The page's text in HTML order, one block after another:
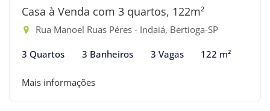
Casa à Venda com 3 quartos, 122m²
Rua Manoel Ruas Péres - Indaiá, Bertioga-SP
3 Quartos 3 Banheiros 3 Vagas 122 m²
Mais informações